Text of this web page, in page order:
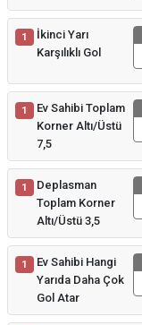
1
İkinci Yarı
Karşılıklı Gol
1
Ev Sahibi Toplam
Korner Altı/Üstü
7,5
1
Deplasman
Toplam Korner
Altı/Üstü 3,5
1
Ev Sahibi Hangi
Yarıda Daha Çok
Gol Atar